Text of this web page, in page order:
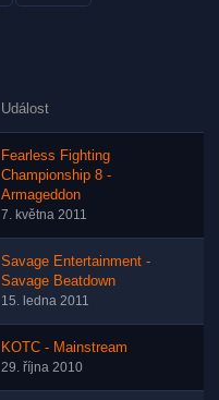
Událost
Fearless Fighting
Championship 8 -
Armageddon
7. května 2011
Savage Entertainment -
Savage Beatdown
15. ledna 2011
KOTC - Mainstream
29. října 2010